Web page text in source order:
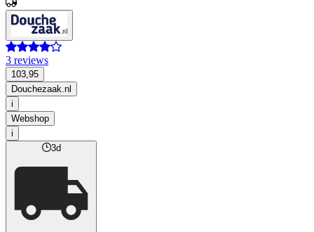
3 reviews
103,95
Douchezaak.nl
i
Webshop
i
3d